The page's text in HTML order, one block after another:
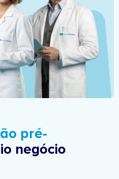
pré-
negócio